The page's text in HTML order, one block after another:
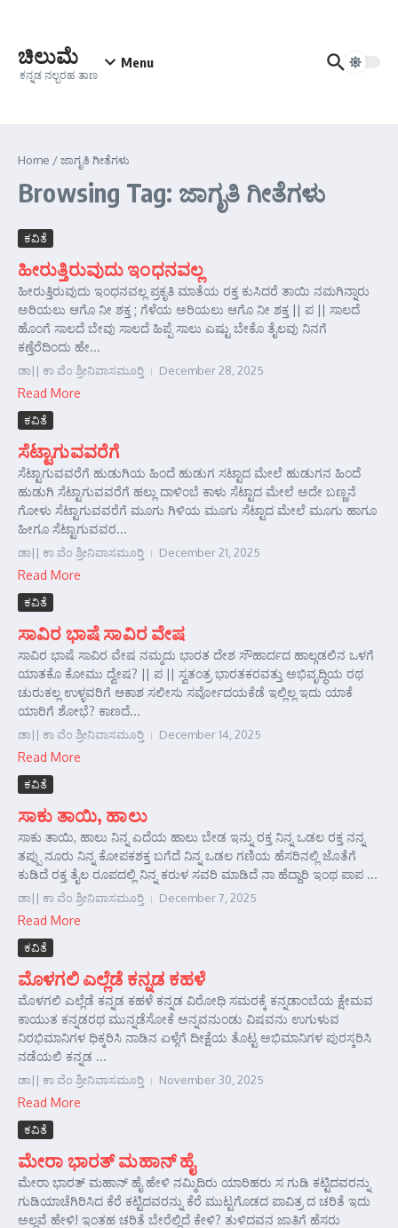
ಚಿಲುಮೆ
ಕನ್ನಡ ನಲ್ಬರಹ ತಾಣ
Menu
Home /ಜಾಗೃತಿ ಗೀತೆಗಳು
Browsing Tag: ಜಾಗೃತಿ ಗೀತೆಗಳು
ಕವಿತೆ
ಹೀರುತ್ತಿರುವುದು ಇಂಧನವಲ್ಲ
ಹೀರುತ್ತಿರುವುದು ಇಂಧನವಲ್ಲ ಪ್ರಕೃತಿ ಮಾತೆಯ ರಕ್ತ ಕುಸಿದರೆ ತಾಯಿ ನಮಗಿನ್ನಾರು
ಅರಿಯಲು ಆಗೊ ನೀ ಶಕ್ತ ; ಗೆಳೆಯ ಅರಿಯಲು ಆಗೊ ನೀ ಶಕ್ತ || ಪ || ಸಾಲದೆ
ಹೊಂಗೆ ಸಾಲದೆ ಬೇವು ಸಾಲದೆ ಹಿಪ್ಪೆ ಸಾಲು ಎಷ್ಟು ಬೇಕೊ ತೈಲವು ನಿನಗೆ
ಕಣ್ತೆರೆದಿಂದು ಹೇ...
ಡಾ|| ಕಾ ವೆಂ ಶ್ರೀನಿವಾಸಮೂರ್‍ತಿ December 28, 2025
Read More
ಕವಿತೆ
ಸೆಟ್ಟಾಗುವವರೆಗೆ
ಸೆಟ್ಟಾಗುವವರೆಗೆ ಹುಡುಗಿಯ ಹಿಂದೆ ಹುಡುಗ ಸಟ್ಟಾದ ಮೇಲೆ ಹುಡುಗನ ಹಿಂದೆ
ಹುಡುಗಿ ಸೆಟ್ಟಾಗುವವರೆಗೆ ಹಲ್ಲು ದಾಳಿಂಬೆ ಕಾಳು ಸೆಟ್ಟಾದ ಮೇಲೆ ಅದೇ ಬಣ್ಣನೆ
ಗೋಳು ಸೆಟ್ಟಾಗುವವರೆಗೆ ಮೂಗು ಗಿಳಿಯ ಮೂಗು ಸೆಟ್ಟಾದ ಮೇಲೆ ಮೂಗು ಹಾಗೂ
ಹೀಗೂ ಸೆಟ್ಟಾಗುವವರ...
ಡಾ|| ಕಾ ವೆಂ ಶ್ರೀನಿವಾಸಮೂರ್‍ತಿ December 21, 2025
Read More
ಕವಿತೆ
ಸಾವಿರ ಭಾಷೆ ಸಾವಿರ ವೇಷ
ಸಾವಿರ ಭಾಷೆ ಸಾವಿರ ವೇಷ ನಮ್ಮದು ಭಾರತ ದೇಶ ಸೌಹಾರ್ದದ ಹಾಲ್ಗಡಲಿನ ಒಳಗೆ
ಯಾತಕೊ ಕೋಮು ದ್ವೇಷ? || ಪ || ಸ್ವತಂತ್ರ ಭಾರತಕರವತ್ತು ಅಭಿವೃದ್ಧಿಯ ರಥ
ಚುರುಕಲ್ಲ ಉಳ್ಳವರಿಗೆ ಆಕಾಶ ಸಲೀಸು ಸರ್ವೋದಯಕೆಡೆ ಇಲ್ಲಿಲ್ಲ ಇದು ಯಾಕೆ
ಯಾರಿಗೆ ಶೋಭೆ? ಕಾಣದೆ...
ಡಾ|| ಕಾ ವೆಂ ಶ್ರೀನಿವಾಸಮೂರ್‍ತಿ December 14, 2025
Read More
ಕವಿತೆ
ಸಾಕು ತಾಯಿ, ಹಾಲು
ಸಾಕು ತಾಯಿ, ಹಾಲು ನಿನ್ನ ಎದೆಯ ಹಾಲು ಬೇಡ ಇನ್ನು ರಕ್ತ ನಿನ್ನ ಒಡಲ ರಕ್ತ ನನ್ನ
ತಪ್ಪು ನೂರು ನಿನ್ನ ಕೋಪಕಶಕ್ತ ಬಗೆದೆ ನಿನ್ನ ಒಡಲ ಗಣಿಯ ಹೆಸರಿನಲ್ಲಿ ಜೊತೆಗೆ
ಕುಡಿದೆ ರಕ್ತ ತೈಲ ರೂಪದಲ್ಲಿ ನಿನ್ನ ಕರುಳ ಸವರಿ ಮಾಡಿದೆ ನಾ ಹೆದ್ದಾರಿ ಇಂಥ ಪಾಪ ...
ಡಾ|| ಕಾ ವೆಂ ಶ್ರೀನಿವಾಸಮೂರ್‍ತಿ December 7, 2025
Read More
ಕವಿತೆ
ಮೊಳಗಲಿ ಎಲ್ಲೆಡೆ ಕನ್ನಡ ಕಹಳೆ
ಮೊಳಗಲಿ ಎಲ್ಲೆಡೆ ಕನ್ನಡ ಕಹಳೆ ಕನ್ನಡ ವಿರೋಧಿ ಸಮರಕ್ಕೆ ಕನ್ನಡಾಂಬೆಯ ಕ್ಷೇಮವ
ಕಾಯುತ ಕನ್ನಡರಥ ಮುನ್ನಡೆಸೋಕೆ ಅನ್ನವನುಂಡು ವಿಷವನು ಉಗುಳುವ
ನಿರಭಿಮಾನಿಗಳ ಧಿಕ್ಕರಿಸಿ ನಾಡಿನ ಏಳ್ಗೆಗೆ ದೀಕ್ಷೆಯ ತೊಟ್ಟ ಅಭಿಮಾನಿಗಳ ಪುರಸ್ಕರಿಸಿ
ನಡೆಯಲಿ ಕನ್ನಡ ...
ಡಾ|| ಕಾ ವೆಂ ಶ್ರೀನಿವಾಸಮೂರ್‍ತಿ November 30, 2025
Read More
ಕವಿತೆ
ಮೇರಾ ಭಾರತ್ ಮಹಾನ್ ಹೈ
ಮೇರಾ ಭಾರತ್ ಮಹಾನ್ ಹೈ ಹೇಳಿ ನಮ್ಮಿದಿರು ಯಾರಿಹರು ಸ ಗುಡಿ ಕಟ್ಟಿದವರನ್ನು
ಗುಡಿಯಾಚೆಗಿರಿಸಿದ ಕೆರೆ ಕಟ್ಟಿದವರನ್ನು ಕೆರೆ ಮುಟ್ಟಗೊಡದ ಪಾವಿತ್ರ ದ ಚರಿತೆ ಇದು
ಅಲ್ಲವೆ ಹೇಳಿ! ಇಂತಹ ಚರಿತೆ ಬೇರೆಲ್ಲಿದೆ ಕೇಳಿ? ತುಳಿದವನ ಜಾತಿಗೆ ಹೆಸರು